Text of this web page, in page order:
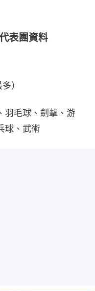
表團資料
）
羽毛球、劍擊、游
球、武術